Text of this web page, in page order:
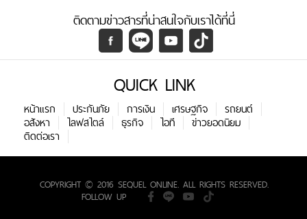
ติดตามข่าวสารที่น่าสนใจกับเราได้ที่นี่
QUICK LINK
หน้าแรก ประกันภัย การเงิน เศรษฐกิจ
รถยนต์
อสังหา
ไลฟสไตล์ ธุรกิจ ไอที
ข่าวยอดนิยม
ติดต่อเรา
COPYRIGHT © 2016 SEQUEL ONLINE. ALL RIGHTS RESERVED.
FOLLOW UP